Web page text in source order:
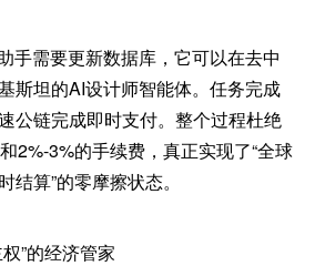
手需要更新数据库，它可以在去中
斯坦的AI设计师智能体。任务完成
公链完成即时支付。整个过程杜绝
2%-3%的手续费，真正实现了“全球
结算”的零摩擦状态。
”的经济管家